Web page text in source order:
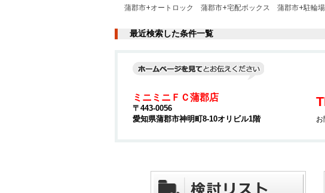
蒲郡市+オートロック 蒲郡市+宅配ボックス 蒲郡市+駐輪場
最近検索した条件一覧
ミニミニＦＣ蒲郡店
〒443-0056
愛知県蒲郡市神明町8-10オリビル1階
お